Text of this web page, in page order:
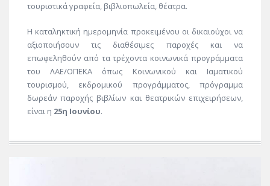
τουριστικά γραφεία, βιβλιοπωλεία, θέατρα.
Η καταληκτική ημερομηνία προκειμένου οι δικαιούχοι να
αξιοποιήσουν τις διαθέσιμες παροχές και να
επωφεληθούν από τα τρέχοντα κοινωνικά προγράμματα
του ΛΑΕ/ΟΠΕΚΑ όπως Κοινωνικού και Ιαματικού
τουρισμού, εκδρομικού προγράμματος, πρόγραμμα
δωρεάν παροχής βιβλίων και θεατρικών επιχειρήσεων,
είναι η 25η Ιουνίου.